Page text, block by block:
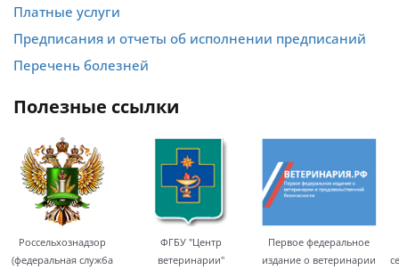
Платные услуги
Предписания и отчеты об исполнении предписаний
Перечень болезней
полезные ссылки
Россельхознадзор
(федеральная служба
ФГБУ "Центр
ветеринарии"
Первое федеральное
издание о ветеринарии